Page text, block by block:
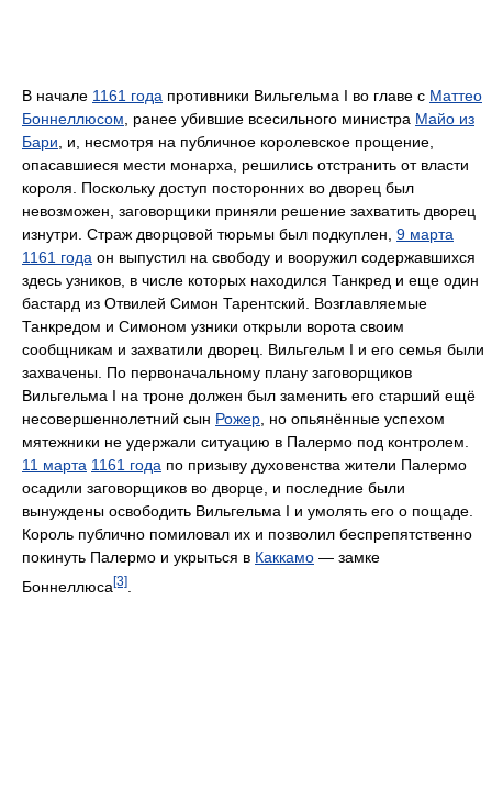
В начале 1161 года противники Вильгельма I во главе с Маттео
Боннеллюсом, ранее убившие всесильного министра Майо из
Бари, и, несмотря на публичное королевское прощение,
опасавшиеся мести монарха, решились отстранить от власти
короля. Поскольку доступ посторонних во дворец был
невозможен, заговорщики приняли решение захватить дворец
изнутри. Страж дворцовой тюрьмы был подкуплен, 9 марта
1161 года он выпустил на свободу и вооружил содержавшихся
здесь узников, в числе которых находился Танкред и еще один
бастард из Отвилей Симон Тарентский. Возглавляемые
Танкредом и Симоном узники открыли ворота своим
сообщникам и захватили дворец. Вильгельм I и его семья были
захвачены. По первоначальному плану заговорщиков
Вильгельма I на троне должен был заменить его старший ещё
несовершеннолетний сын Рожер, но опьянённые успехом
мятежники не удержали ситуацию в Палермо под контролем.
11 марта 1161 года по призыву духовенства жители Палермо
осадили заговорщиков во дворце, и последние были
вынуждены освободить Вильгельма I и умолять его о пощаде.
Король публично помиловал их и позволил беспрепятственно
покинуть Палермо и укрыться в Каккамо — замке
Боннеллюса [3]